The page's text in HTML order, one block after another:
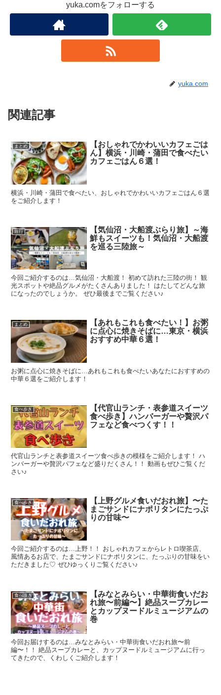
yuka.comをフォローする
yuka.com
関連記事
まとめ
【おしゃれでかわいいカフェごは
ん】横浜・川崎・蒲田で食べたい
カフェごはん６選！
横浜・川崎・蒲田で食べたい、おしゃれでかわいいカフェごはん６選
をご紹介します！
旅行
【気仙沼・大船渡ぶらり旅】～海
鮮もスイーツも！気仙沼・大船渡
を巡る三陸旅～
今回ご紹介するのは…気仙沼・大船渡！ 初めて訪れた三陸の街！ 観
光スポットや絶品グルメがたくさんありました！ はたしてどんな旅
になったのでしょうか。 ぜひ最後までご覧ください♪
まとめ
【あれもこれも食べたい！】お粥
に点心に焼きそばに…東京・横浜
おすすめ中華６選！
お粥に点心に焼きそばに…あれもこれも食べたいあなたにおすすめの
中華６選をご紹介します！
食べ歩き
【代官山ランチ・表参道スイーツ
食べ歩き】ハンバーガーや贅沢パ
フェなど食べつくす！！
代官山ランチと表参道スイーツ食べ歩きの模様をご紹介します！ ハ
ンバーガーや贅沢パフェなど盛りだくさん！！ 動画もぜひご覧くだ
さい♪
食べ歩き
【上野グルメ食いだおれ旅】〜た
まごサンドにナポリタンにたっぷ
りの甘味〜
今回ご紹介するのは…上野！！ おしゃれカフェからレトロ喫茶店、
風情あるお店で、たまごサンドにナポリタンに、たっぷりの甘味をい
ただきました♡ ぜひゆっくりご覧ください♪
食べ歩き
【みなとみらい・中華街食いだお
れ旅〜前編〜】絶品スープカレー
とカップヌードルミュージアムの
巻
今回お届けするのは…みなとみらい・中華街食いだおれ旅〜前
編〜！！ 絶品スープカレーと、カップヌードルミュージアムに行っ
てきたので、くわしくご紹介します！